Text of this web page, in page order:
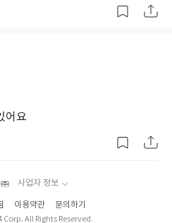
대출금과 투자금을 어떻게 관리해
모든 선택에서 기회비용을 계산하
가계 장바구니 물가에 미치는 영향
할까?” 암호화폐 투자 결정에 필
어요
사업자 정보
이용약관
문의하기
All Rights Reserved.